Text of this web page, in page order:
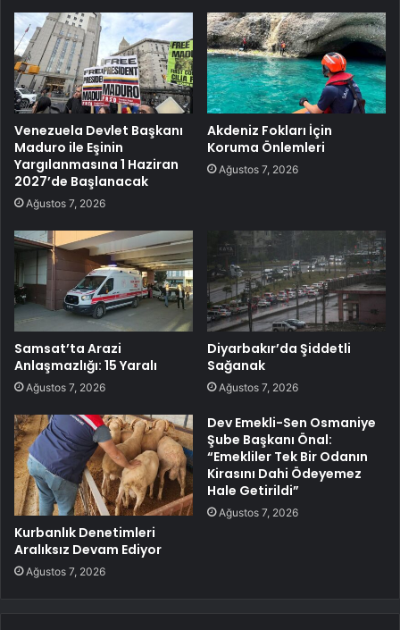
Venezuela Devlet Başkanı
Maduro ile Eşinin
Yargılanmasına 1 Haziran
2027’de Başlanacak
Ağustos 7, 2026
Akdeniz Fokları İçin
Koruma Önlemleri
Ağustos 7, 2026
Samsat’ta Arazi
Anlaşmazlığı: 15 Yaralı
Ağustos 7, 2026
Diyarbakır’da Şiddetli
Sağanak
Ağustos 7, 2026
Kurbanlık Denetimleri
Aralıksız Devam Ediyor
Ağustos 7, 2026
Dev Emekli-Sen Osmaniye
Şube Başkanı Önal:
“Emekliler Tek Bir Odanın
Kirasını Dahi Ödeyemez
Hale Getirildi”
Ağustos 7, 2026